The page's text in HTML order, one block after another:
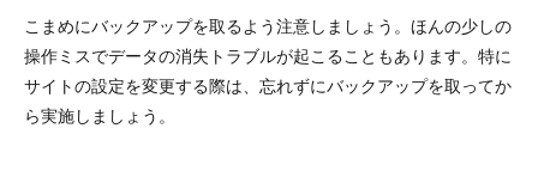
こまめにバックアップを取るよう注意しましょう。ほんの少しの
操作ミスでデータの消失トラブルが起こることもあります。特に
サイトの設定を変更する際は、忘れずにバックアップを取ってか
ら実施しましょう。